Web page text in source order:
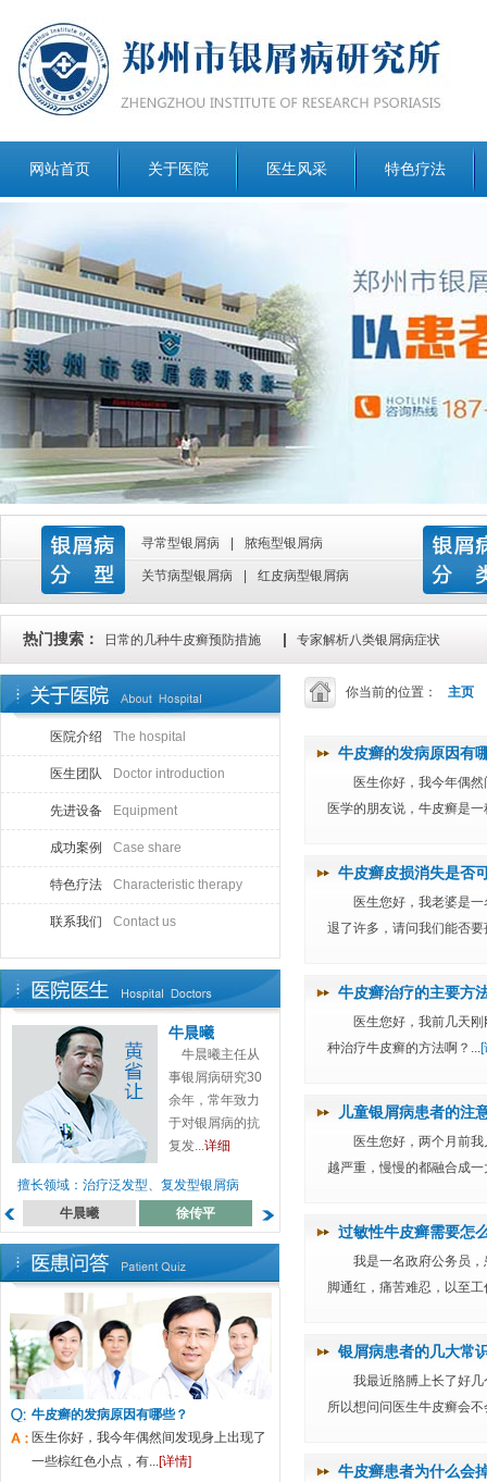
网站首页 关于医院 医生风采 特色疗法
寻常型银屑病 脓疱型银屑病
关节病型银屑病 红皮病型银屑病
热门搜索： 日常的几种牛皮癣预防措施 | 专家解析八类银屑病症状
医院介绍 The hospital
医生团队 Doctor introduction
先进设备 Equipment
成功案例 Case share
特色疗法 Characteristic therapy
联系我们 Contact us
牛晨曦
牛晨曦主任从
事银屑病研究30
余年，常年致力
于对银屑病的抗
复发...详细
擅长领域：治疗泛发型、复发型银屑病
牛晨曦
徐传平
牛皮癣的发病原因有哪些？
医生你好，我今年偶然间发现身上出现了
一些棕红色小点，有...[详情]
你当前的位置： 主页
牛皮癣的发病原因有
医生你好，我今年偶
医学的朋友说，牛皮癣是
牛皮癣皮损消失是否
医生您好，我老婆是
退了许多，请问我们能否
牛皮癣治疗的主要方
医生您好，我前几天
种治疗牛皮癣的方法啊？...
儿童银屑病患者的注
医生您好，两个月前
越严重，慢慢的都融合成
过敏性牛皮癣需要怎
我是一名政府公务员
脚通红，痛苦难忍，以至
银屑病患者的几大常
我最近胳膊上长了好
所以想问问医生牛皮癣会
牛皮癣患者为什么会